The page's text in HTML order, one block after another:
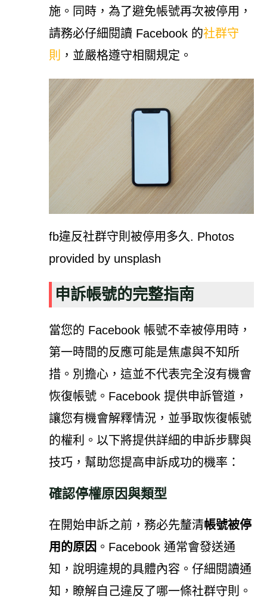
施。同時，為了避免帳號再次被停用，
請務必仔細閱讀 Facebook 的社群守
則
，並嚴格遵守相關規定。
fb違反社群守則被停用多久. Photos
provided by unsplash
申訴帳號的完整指南
當您的 Facebook 帳號不幸被停用時，
第一時間的反應可能是焦慮與不知所
措。別擔心，這並不代表完全沒有機會
恢復帳號。Facebook 提供申訴管道，
讓您有機會解釋情況，並爭取恢復帳號
的權利。以下將提供詳細的申訴步驟與
技巧，幫助您提高申訴成功的機率：
確認停權原因與類型
在開始申訴之前，務必先釐清帳號被停
用的原因 。Facebook 通常會發送通
知，說明違規的具體內容。仔細閱讀通
知，瞭解自己違反了哪一條社群守則。